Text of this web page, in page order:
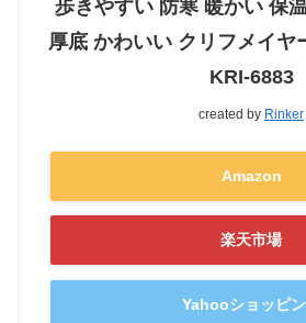
歩きやすい 防寒 暖かい 保
厚底 かわいい クリフメイヤ
KRI-6883
created by Rinker
Amazon
楽天市場
Yahooショッピ